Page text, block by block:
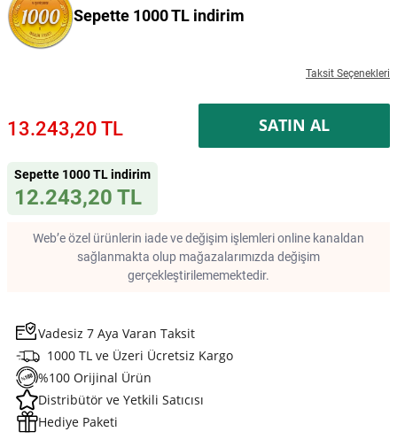
Sepette 1000 TL indirim
Taksit Seçenekleri
13.243,20 TL SATIN AL
Sepette 1000 TL indirim
12.243,20 TL
Web’e özel ürünlerin iade ve değişim işlemleri online kanaldan
sağlanmakta olup mağazalarımızda değişim
gerçekleştirilememektedir.
Vadesiz 7 Aya Varan Taksit
1000 TL ve Üzeri Ücretsiz Kargo
%100 Orijinal Ürün
Distribütör ve Yetkili Satıcısı
Hediye Paketi